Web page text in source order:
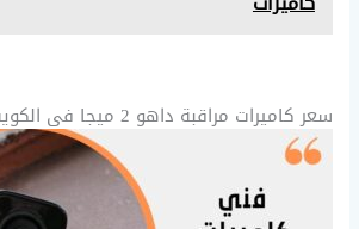
سعر كاميرات مراقبة داهو 2 ميجا في الكويت